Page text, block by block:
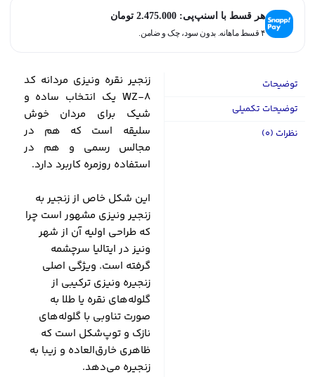
عدد
هر قسط با اسنپ‌پی: 2.475.000 تومان
۴ قسط ماهانه. بدون سود، چک و ضامن.
توضیحات
توضیحات تکمیلی
نظرات (0)
زنجیر نقره ونیزی مردانه کد
WZ-8 یک انتخاب ساده و
شیک برای مردان خوش
سلیقه است که هم در
مجالس رسمی و هم در
استفاده روزمره کاربرد دارد.
این شکل خاص از زنجیر به
زنجیر ونیزی مشهور است چرا
که طراحی اولیه آن از شهر
ونیز در ایتالیا سرچشمه
گرفته است. ویژگی اصلی
زنجیره ونیزی ترکیبی از
گلوله‌های نقره یا طلا به
صورت تناوبی با گلوله‌های
نازک و توپ‌شکل است که
ظاهری خارق‌العاده و زیبا به
زنجیره می‌دهد.